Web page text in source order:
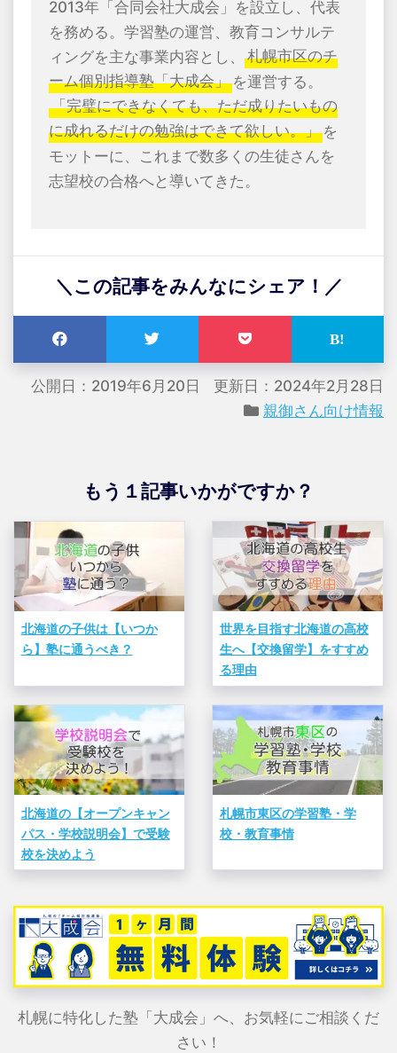
2013年「合同会社大成会」を設立し、代表
を務める。学習塾の運営、教育コンサルテ
ィングを主な事業内容とし、
札幌市区のチ
ーム個別指導塾「大成会」 を運営する。
「完璧にできなくても、ただ成りたいもの
に成れるだけの勉強はできて欲しい。」 を
モットーに、これまで数多くの生徒さんを
志望校の合格へと導いてきた。
＼この記事をみんなにシェア！／
公開日：2019年6月20日
更新日：2024年2月28日
親御さん向け情報
もう１記事いかがですか？
北海道の子供は【いつか
ら】塾に通うべき？
世界を目指す北海道の高校
生へ【交換留学】をすすめ
る理由
北海道の【オープンキャン
パス・学校説明会】で受験
校を決めよう
札幌市東区の学習塾・学
校・教育事情
札幌に特化した塾「大成会」へ、お気軽にご相談くだ
さい！